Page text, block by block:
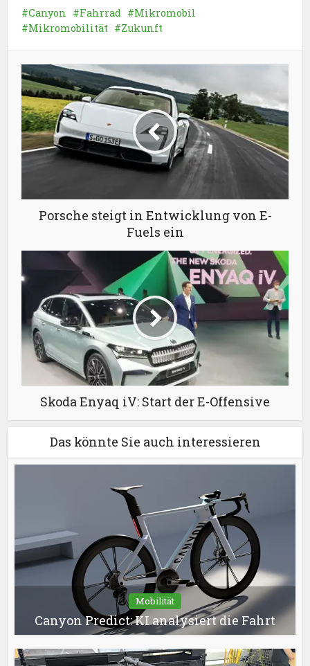
Canyon Fahrrad
Mikromobil
Mikromobilität
Zukunft
Porsche steigt in Entwicklung von E-
Fuels ein
Skoda Enyaq iV: Start der E-Offensive
Das könnte Sie auch interessieren
Mobilität
Canyon Predict: KI analysiert die Fahrt